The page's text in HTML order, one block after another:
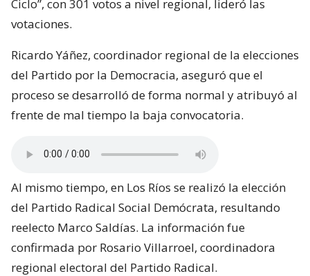
Ciclo”, con 301 votos a nivel regional, lideró las
votaciones.
Ricardo Yáñez, coordinador regional de la elecciones
del Partido por la Democracia, aseguró que el
proceso se desarrolló de forma normal y atribuyó al
frente de mal tiempo la baja convocatoria.
Al mismo tiempo, en Los Ríos se realizó la elección
del Partido Radical Social Demócrata, resultando
reelecto Marco Saldías. La información fue
confirmada por Rosario Villarroel, coordinadora
regional electoral del Partido Radical.